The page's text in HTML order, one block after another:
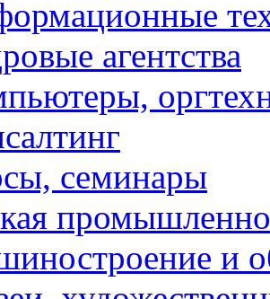
агентства
семинары
и